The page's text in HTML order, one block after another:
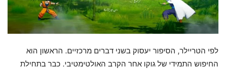
לפי הטריילר, הסיפור יעסוק בשני דברים מרכזיים. הראשון הוא
החיפוש התמידי של גוקו אחר הקרב האולטימטיבי. כבר בתחילת